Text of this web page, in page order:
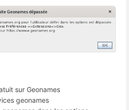
sur Geonames
geonames